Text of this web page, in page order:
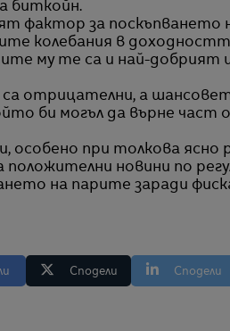
биткойн.
фактор за поскъпването
колебания в
му те са и най-добрият
отрицателни, а
би могъл да върне част
при толкова ясно
новини по
на парите заради
Сподели Сподели